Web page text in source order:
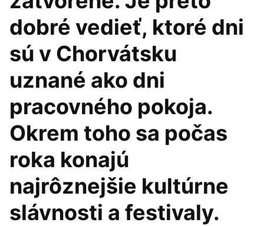
dobré vedieť, ktoré dni
sú v Chorvátsku
uznané ako dni
pracovného pokoja.
Okrem toho sa počas
roka konajú
najrôznejšie kultúrne
slávnosti a festivaly.